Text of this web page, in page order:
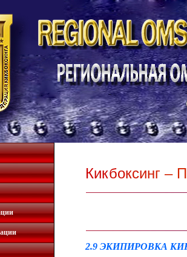
Кикбоксинг – П
2.9 ЭКИПИРОВКА